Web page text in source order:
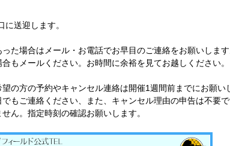
送迎します。
た場合はメール・お電話でお早目のご連絡をお願いします
もメールください。お時間に余裕を見てお越しください。
の方の予約やキャンセル連絡は開催1週間前までにお願い
もご連絡ください、また、キャンセル理由の申告は不要で
ん。指定時刻の確認お願いします。